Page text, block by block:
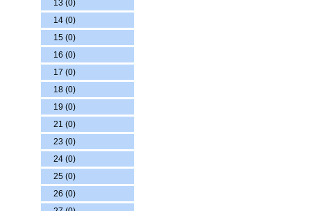
13 (0)
14 (0)
15 (0)
16 (0)
17 (0)
18 (0)
19 (0)
21 (0)
23 (0)
24 (0)
25 (0)
26 (0)